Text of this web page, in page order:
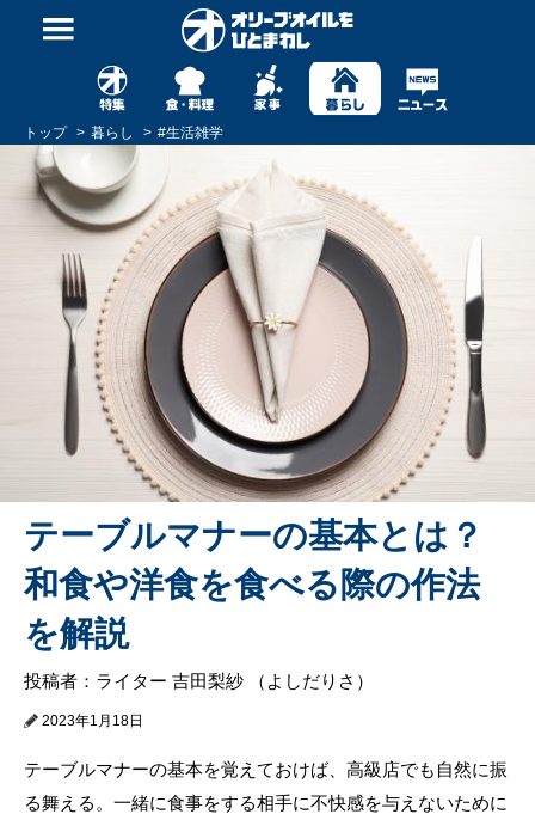
トップ 暮らし #生活雑学
テーブルマナーの基本とは？
和食や洋食を食べる際の作法
を解説
投稿者：ライター 吉田梨紗 （よしだりさ）
2023年1月18日
テーブルマナーの基本を覚えておけば、高級店でも自然に振
る舞える。一緒に食事をする相手に不快感を与えないために